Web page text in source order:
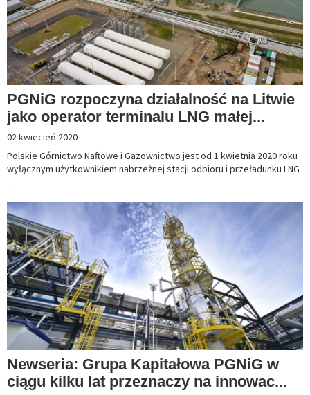
PGNiG rozpoczyna działalność na Litwie
jako operator terminalu LNG małej...
02 kwiecień 2020
Polskie Górnictwo Naftowe i Gazownictwo jest od 1 kwietnia 2020 roku
wyłącznym użytkownikiem nabrzeżnej stacji odbioru i przeładunku LNG
...
Newseria: Grupa Kapitałowa PGNiG w
ciągu kilku lat przeznaczy na innowac...